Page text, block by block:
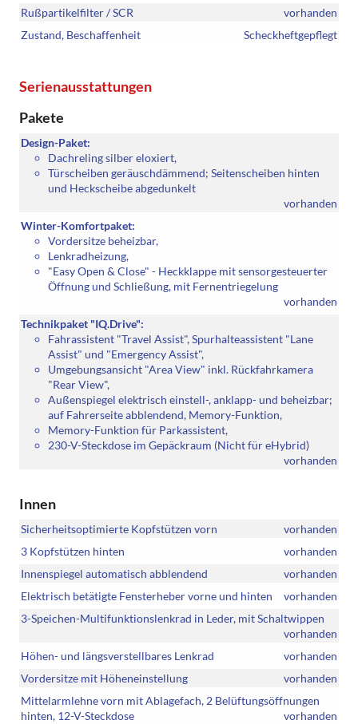
Rußpartikelfilter / SCR
vorhanden
Zustand, Beschaffenheit
Scheckheftgepflegt
Serienausstattungen
Pakete
Design-Paket:
Dachreling silber eloxiert,
Türscheiben geräuschdämmend; Seitenscheiben hinten
und Heckscheibe abgedunkelt
vorhanden
Winter-Komfortpaket:
Vordersitze beheizbar,
Lenkradheizung,
"Easy Open & Close" - Heckklappe mit sensorgesteuerter
Öffnung und Schließung, mit Fernentriegelung
vorhanden
Technikpaket "IQ.Drive":
Fahrassistent "Travel Assist", Spurhalteassistent "Lane
Assist" und "Emergency Assist",
Umgebungsansicht "Area View" inkl. Rückfahrkamera
"Rear View",
Außenspiegel elektrisch einstell-, anklapp- und beheizbar;
auf Fahrerseite abblendend, Memory-Funktion,
Memory-Funktion für Parkassistent,
230-V-Steckdose im Gepäckraum (Nicht für eHybrid)
vorhanden
Innen
Sicherheitsoptimierte Kopfstützen vorn
vorhanden
3 Kopfstützen hinten
vorhanden
Innenspiegel automatisch abblendend
vorhanden
Elektrisch betätigte Fensterheber vorne und hinten
vorhanden
3-Speichen-Multifunktionslenkrad in Leder, mit Schaltwippen
vorhanden
Höhen- und längsverstellbares Lenkrad
vorhanden
Vordersitze mit Höheneinstellung
vorhanden
Mittelarmlehne vorn mit Ablagefach, 2 Belüftungsöffnungen
hinten, 12-V-Steckdose
vorhanden